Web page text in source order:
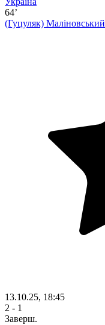
64’
(Гуцуляк) Маліновський
13.10.25, 18:45
2 - 1
Заверш.